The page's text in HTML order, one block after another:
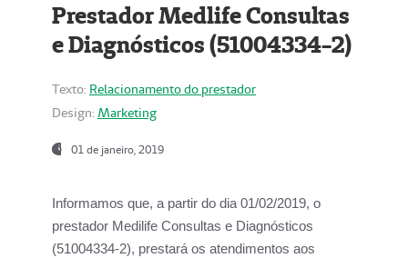
Prestador Medlife Consultas
e Diagnósticos (51004334-2)
Texto: Relacionamento do prestador
Design: Marketing
01 de janeiro, 2019
Informamos que, a partir do dia 01/02/2019, o
prestador Medilife Consultas e Diagnósticos
(51004334-2), prestará os atendimentos aos